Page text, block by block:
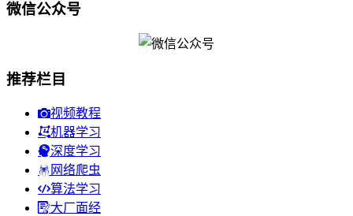
微信公众号
推荐栏目
视频教程
机器学习
深度学习
网络爬虫
算法学习
大厂面经